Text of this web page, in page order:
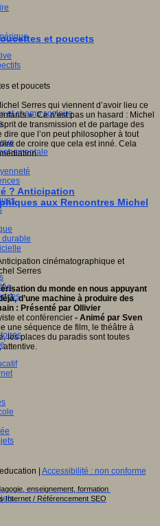
et champ scolaire
durable
et poucets
Serres qui viennent d’avoir lieu ce
». Ce n’est pas un hasard : Michel
de transmission et de partage des
que l’on peut philosopher à tout
de croire que cela est inné. Cela
médiation…
? Anticipation
aux Rencontres Michel
du monde en nous appuyant
d’une machine à produire des
: Présenté par Ollivier
et conférencier - Animé par Sven
une séquence de film, le théâtre à
les places du paradis sont toutes
| Accessibilité : non conforme
enseignement, formation
Internet / Référencement SEO